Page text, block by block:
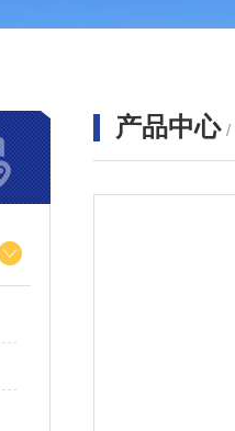
产品中心 /